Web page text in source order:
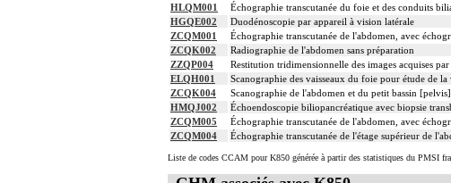
HLQM001
Échographie transcutanée du foie et des conduits
HGQE002
Duodénoscopie par appareil à vision latérale
ZCQM001
Échographie transcutanée de l'abdomen, avec
ZCQK002
Radiographie de l'abdomen sans préparation
ZZQP004
Restitution tridimensionnelle des images acquises
ELQH001
Scanographie des vaisseaux du foie pour étude de
ZCQK004
Scanographie de l'abdomen et du petit bassin
HMQJ002
Échoendoscopie biliopancréatique avec biopsie
ZCQM005
Échographie transcutanée de l'abdomen, avec
ZCQM004
Échographie transcutanée de l'étage supérieur de
Liste de codes CCAM pour K850 générée à partir des statistiques du PMSI